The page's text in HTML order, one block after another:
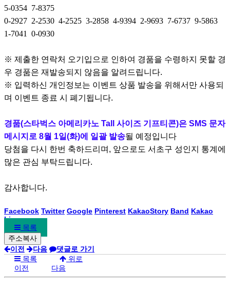
5-0354 7-8375
0-2927 2-2530 4-2525 3-2858 4-9394 2-9693 7-6737 9-5863
1-7041 0-0930
※ 제출한 연락처 오기입으로 인하여 경품을 수령하지 못할 경
우 경품은 재발송되지 않음을 알려드립니다.
※ 입력하신 개인정보는 이벤트 상품 발송을 위해서만 사용되
며 이벤트 종료 시 폐기됩니다.
경품(스타벅스 아메리카노 Tall 사이즈 기프티콘)은 SMS 문자
메시지로 8월 1일(화)에 일괄 발송될 예정입니다
당첨을 다시 한번 축하드리며, 앞으로도 서초구 성인지 통계에
많은 관심 부탁드립니다.
감사합니다.
Facebook Twitter Google Pinterest KakaoStory Band Kakao
Line
목록
이전 다음
댓글로 가기
목록
위로
이전
다음